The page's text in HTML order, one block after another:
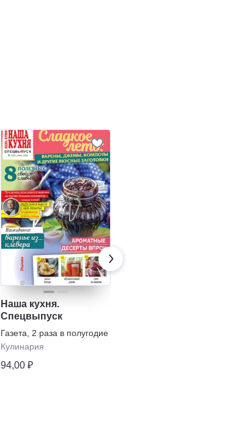
Наша кухня.
Спецвыпуск
Газета
2 раза в полугодие
Кулинария
94,00 ₽